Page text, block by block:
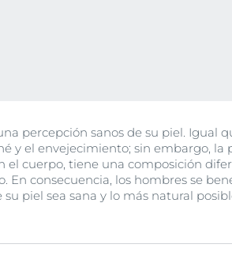
Pigment
percepción sanos de su piel. Igual
y el envejecimiento; sin embargo, la
el cuerpo, tiene una composición
En consecuencia, los hombres se
piel sea sana y lo más natural